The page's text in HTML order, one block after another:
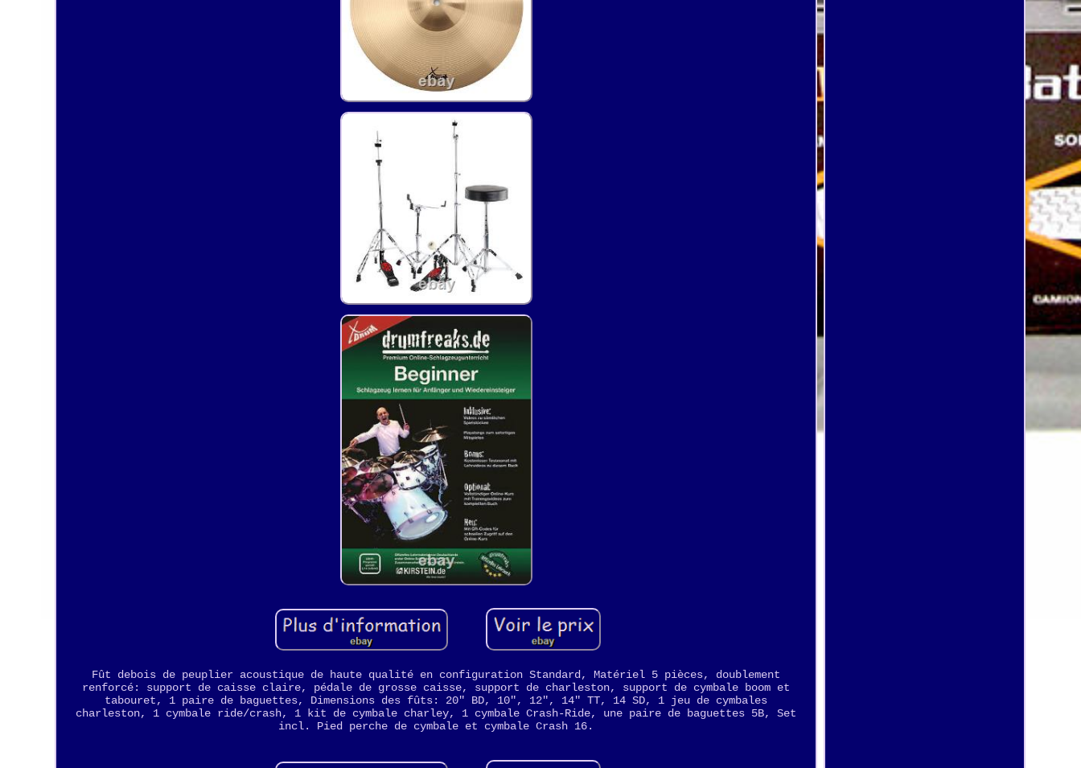
Fût debois de peuplier acoustique de haute qualité en configuration Standard, Matériel 5 pièces, doublement
renforcé: support de caisse claire, pédale de grosse caisse, support de charleston, support de cymbale boom et
tabouret, 1 paire de baguettes, Dimensions des fûts: 20" BD, 10", 12", 14" TT, 14 SD, 1 jeu de cymbales
charleston, 1 cymbale ride/crash, 1 kit de cymbale charley, 1 cymbale Crash-Ride, une paire de baguettes 5B, Set
incl. Pied perche de cymbale et cymbale Crash 16.